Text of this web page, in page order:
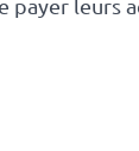
payer